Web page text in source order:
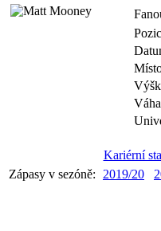
Kariérní
Zápasy v sezóně:
2019/20